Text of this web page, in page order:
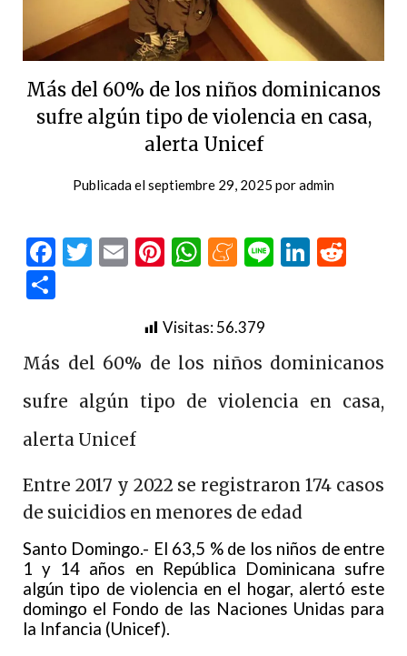
Más del 60% de los niños dominicanos
sufre algún tipo de violencia en casa,
alerta Unicef
Publicada elseptiembre 29, 2025 poradmin
Facebook
Twitter
EmailPinterest
WhatsApp
Meneame
Line
Visitas:56.379
Más del 60% de los niños dominicanos
sufre algún tipo de violencia en casa,
alerta Unicef
Entre 2017 y 2022 se registraron 174 casos
de suicidios en menores de edad
Santo Domingo.- El 63,5 % de los niños de entre
1 y 14 años en República Dominicana sufre
algún tipo de violencia en el hogar, alertó este
domingo el Fondo de las Naciones Unidas para
la Infancia (Unicef).